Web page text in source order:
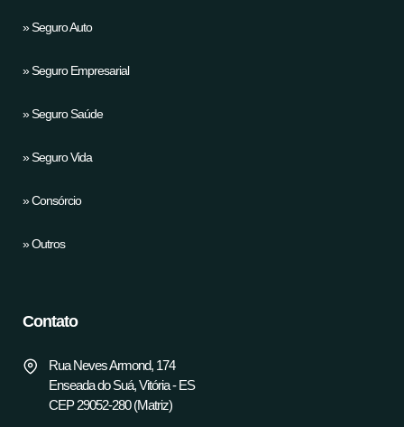
» Seguro Auto
» Seguro Empresarial
» Seguro Saúde
» Seguro Vida
» Consórcio
» Outros
Contato
Rua Neves Armond, 174
Enseada do Suá, Vitória - ES
CEP 29052-280 (Matriz)